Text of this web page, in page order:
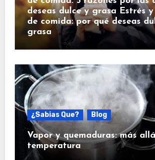
deseas dulce y grasa Estrés
de comida: por qué deseas
grasa
¿Sabias Que? Blog
Vapor y quemaduras: más
temperatura